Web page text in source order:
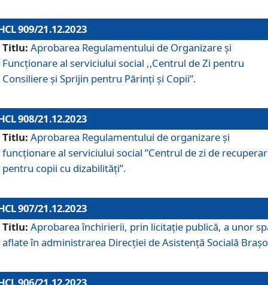
909/21.12.2023
Titlu: Aprobarea Regulamentului de Organizare și
Funcționare al serviciului social ,,Centrul de Zi pentru
Consiliere şi Sprijin pentru Părinţi şi Copii”.
908/21.12.2023
Titlu: Aprobarea Regulamentului de organizare şi
funcţionare al serviciului social ”Centrul de zi de
pentru copii cu dizabilități”.
907/21.12.2023
Titlu: Aprobarea închirierii, prin licitație publică, a unor
aflate în administrarea Direcției de Asistență Socială